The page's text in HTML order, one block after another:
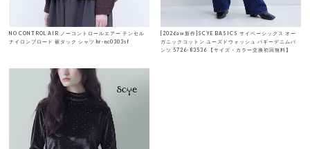
NO CONTROL AIR ノーコントロールエアー テンセル
ナイロンブロード 裾タック シャツ hr-nc0303sf
[2026aw新作]SCYE BASICS サイベーシックス オー
ガニックコットン ユーズドウォッシュ バギーデニムパ
ンツ 5726-83536 【サイズ・カラー交換初回無料】